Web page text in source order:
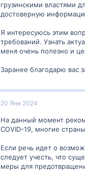
грузинскими властями
достоверную
Я интересуюсь этим
требований. Узнать
меня очень полезно и
Заранее благодарю вас
20 Янв 2024
На данный момент
COVID-19, многие
Если речь идет о
следует учесть, что
меры для